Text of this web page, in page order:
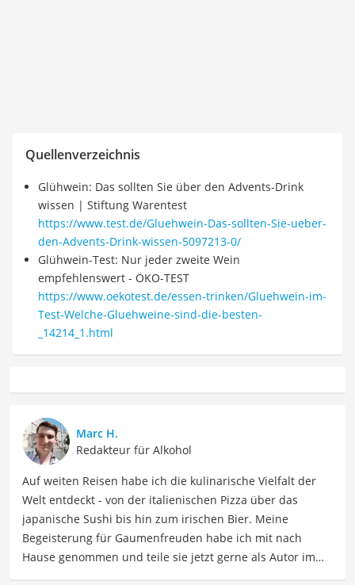
Quellenverzeichnis
Glühwein: Das sollten Sie über den Advents-Drink
wissen | Stiftung Warentest
https://www.test.de/Gluehwein-Das-sollten-Sie-ueber-
den-Advents-Drink-wissen-5097213-0/
Glühwein-Test: Nur jeder zweite Wein
empfehlenswert - ÖKO-TEST
https://www.oekotest.de/essen-trinken/Gluehwein-im-
Test-Welche-Gluehweine-sind-die-besten-
_14214_1.html
Marc H.
Redakteur für Alkohol
Auf weiten Reisen habe ich die kulinarische Vielfalt der
Welt entdeckt - von der italienischen Pizza über das
japanische Sushi bis hin zum irischen Bier. Meine
Begeisterung für Gaumenfreuden habe ich mit nach
Hause genommen und teile sie jetzt gerne als Autor im